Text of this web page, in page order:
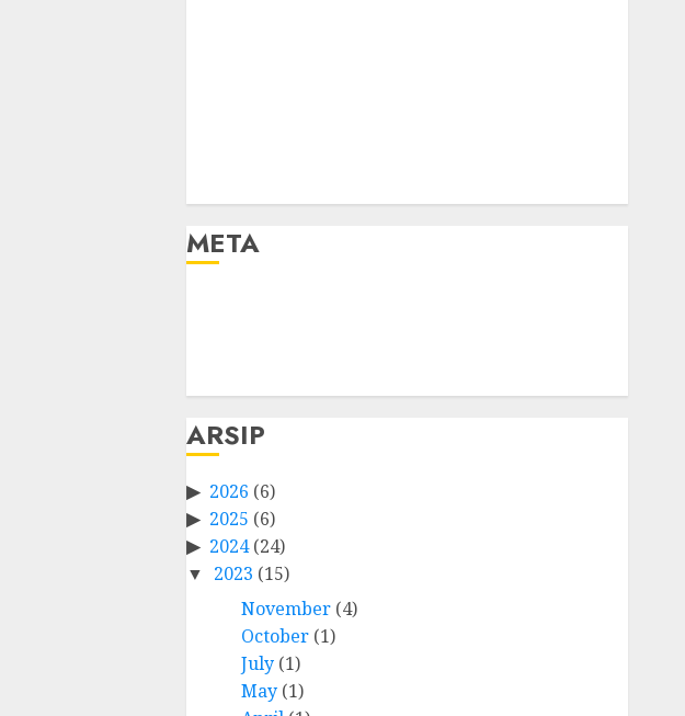
META
ARSIP
2026 (6)
2025 (6)
2024(24)
2023 (15)
November(4)
October(1)
July(1)
May(1)